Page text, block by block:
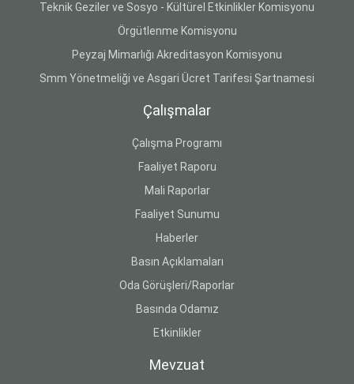
Teknik Geziler ve Sosyo - Kültürel Etkinlikler Komisyonu
Örgütlenme Komisyonu
Peyzaj Mimarlığı Akreditasyon Komisyonu
Smm Yönetmeliği ve Asgari Ücret Tarifesi Şartnamesi
Çalışmalar
Çalışma Programı
Faaliyet Raporu
Mali Raporlar
Faaliyet Sunumu
Haberler
Basın Açıklamaları
Oda Görüşleri/Raporlar
Basında Odamız
Etkinlikler
Mevzuat